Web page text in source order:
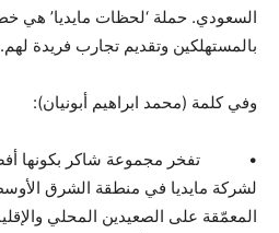
السعودي. حملة ‘لحظات مايديا’ هي
بالمستهلكين وتقديم تجارب فريدة لهم.
وفي كلمة (محمد ابراهيم أبونيان):
• تفخر مجموعة شاكر بكونها
لشركة مايديا في منطقة الشرق
المعمّقة على الصعيدين المحلي